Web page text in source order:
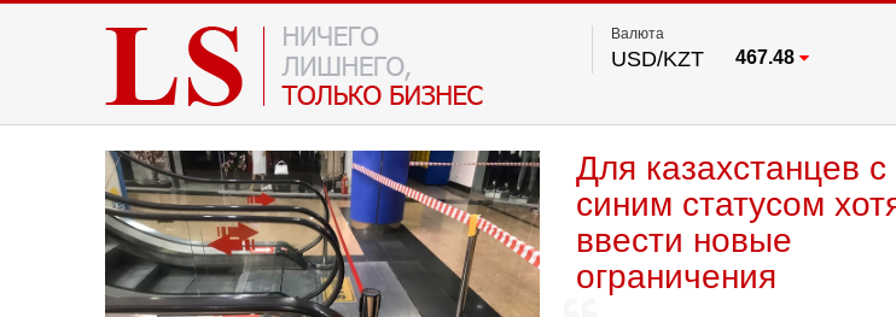
Валюта
USD/KZT 467.48
Для казахстанцев с
синим статусом
ввести новые
ограничения